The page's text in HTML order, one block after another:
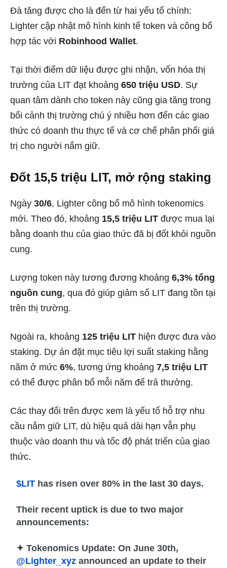
Đà tăng được cho là đến từ hai yếu tố chính:
Lighter cập nhật mô hình kinh tế token và công bố
hợp tác với Robinhood Wallet.
Tại thời điểm dữ liệu được ghi nhận, vốn hóa thị
trường của LIT đạt khoảng 650 triệu USD. Sự
quan tâm dành cho token này cũng gia tăng trong
bối cảnh thị trường chú ý nhiều hơn đến các giao
thức có doanh thu thực tế và cơ chế phân phối giá
trị cho người nắm giữ.
Đốt 15,5 triệu LIT, mở rộng staking
Ngày 30/6, Lighter công bố mô hình tokenomics
mới. Theo đó, khoảng 15,5 triệu LIT được mua lại
bằng doanh thu của giao thức đã bị đốt khỏi nguồn
cung.
Lượng token này tương đương khoảng 6,3% tổng
nguồn cung, qua đó giúp giảm số LIT đang tồn tại
trên thị trường.
Ngoài ra, khoảng 125 triệu LIT hiện được đưa vào
staking. Dự án đặt mục tiêu lợi suất staking hằng
năm ở mức 6%, tương ứng khoảng 7,5 triệu LIT
có thể được phân bổ mỗi năm để trả thưởng.
Các thay đổi trên được xem là yếu tố hỗ trợ nhu
cầu nắm giữ LIT, dù hiệu quả dài hạn vẫn phụ
thuộc vào doanh thu và tốc độ phát triển của giao
thức.
$LIT has risen over 80% in the last 30 days.
Their recent uptick is due to two major
announcements:
✦ Tokenomics Update: On June 30th,
@Lighter_xyz announced an update to their